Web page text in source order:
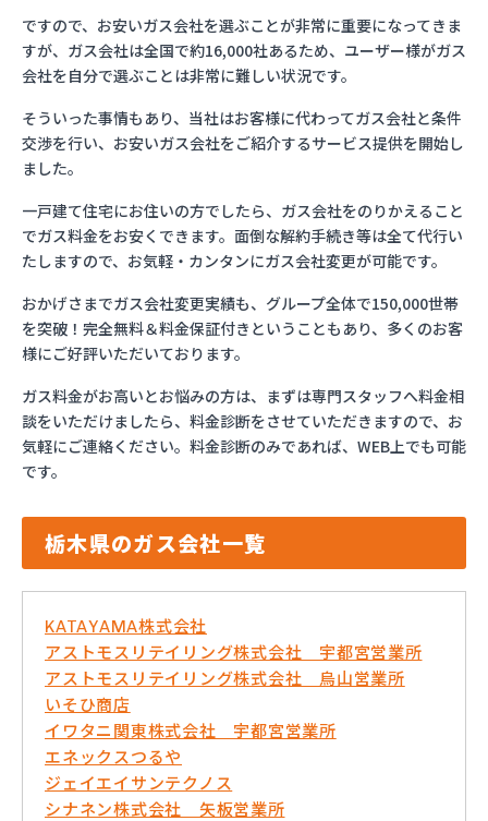
ですので、お安いガス会社を選ぶことが非常に重要になってきま
すが、ガス会社は全国で約16,000社あるため、ユーザー様がガス
会社を自分で選ぶことは非常に難しい状況です。
そういった事情もあり、当社はお客様に代わってガス会社と条件
交渉を行い、お安いガス会社をご紹介するサービス提供を開始し
ました。
一戸建て住宅にお住いの方でしたら、ガス会社をのりかえること
でガス料金をお安くできます。面倒な解約手続き等は全て代行い
たしますので、お気軽・カンタンにガス会社変更が可能です。
おかげさまでガス会社変更実績も、グループ全体で150,000世帯
を突破！完全無料＆料金保証付きということもあり、多くのお客
様にご好評いただいております。
ガス料金がお高いとお悩みの方は、まずは専門スタッフへ料金相
談をいただけましたら、料金診断をさせていただきますので、お
気軽にご連絡ください。料金診断のみであれば、WEB上でも可能
です。
栃木県のガス会社一覧
KATAYAMA株式会社
アストモスリテイリング株式会社 宇都宮営業所
アストモスリテイリング株式会社 烏山営業所
いそひ商店
イワタニ関東株式会社 宇都宮営業所
エネックスつるや
ジェイエイサンテクノス
シナネン株式会社 矢板営業所